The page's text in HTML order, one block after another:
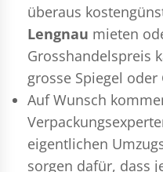
überaus
Lengnau mieten
Grosshandelspreis
grosse Spiegel oder
Auf Wunsch
eigentlichen
sorgen dafür, dass